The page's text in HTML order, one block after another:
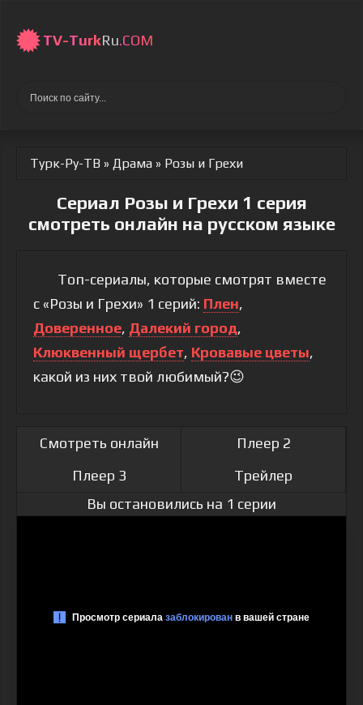
TV-TurkRu.COM
Турк-Ру-ТВ » Драма » Розы и Грехи
Сериал Розы и Грехи 1 серия
смотреть онлайн на русском языке
Топ-сериалы, которые смотрят вместе
с «Розы и Грехи» 1 серий: Плен,
Доверенное, Далекий город,
Клюквенный щербет, Кровавые цветы,
какой из них твой любимый?😉
Смотреть онлайн
Плеер 2
Плеер 3
Трейлер
Вы остановились на 1 серии